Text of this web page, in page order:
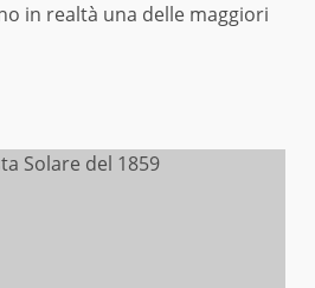
in realtà una delle maggiori